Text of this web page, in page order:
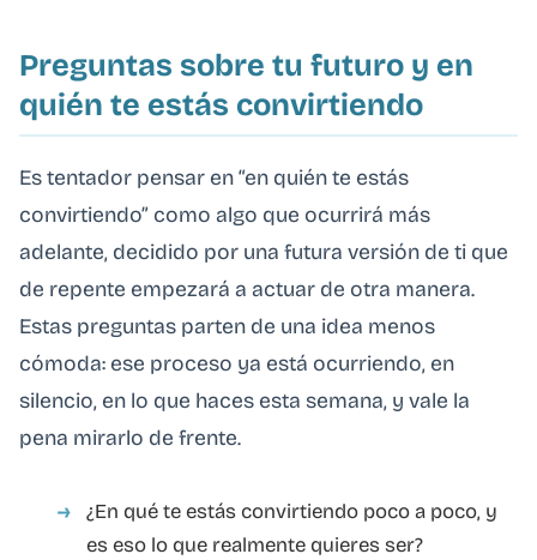
Preguntas sobre tu futuro y en
quién te estás convirtiendo
Es tentador pensar en “en quién te estás
convirtiendo” como algo que ocurrirá más
adelante, decidido por una futura versión de ti que
de repente empezará a actuar de otra manera.
Estas preguntas parten de una idea menos
cómoda: ese proceso ya está ocurriendo, en
silencio, en lo que haces esta semana, y vale la
pena mirarlo de frente.
¿En qué te estás convirtiendo poco a poco, y
es eso lo que realmente quieres ser?